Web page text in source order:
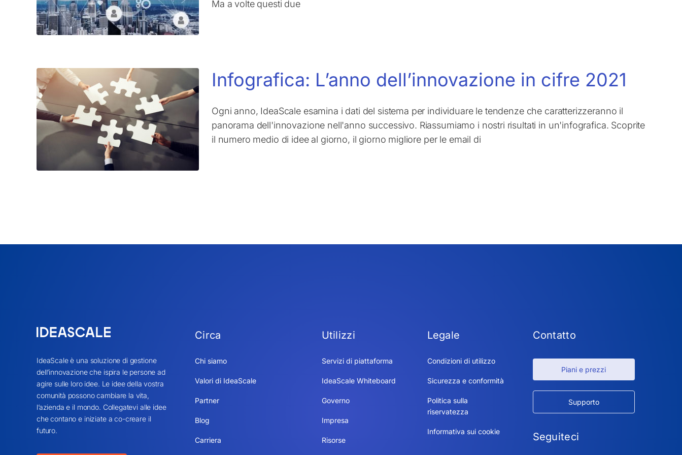
Ma a volte questi due
Infografica: L’anno dell’innovazione in cifre 2021
Ogni anno, IdeaScale esamina i dati del sistema per individuare le tendenze che caratterizzeranno il
panorama dell'innovazione nell'anno successivo. Riassumiamo i nostri risultati in un'infografica. Scoprite
il numero medio di idee al giorno, il giorno migliore per le email di
IdeaScale è una soluzione di gestione
dell’innovazione che ispira le persone ad
agire sulle loro idee. Le idee della vostra
comunità possono cambiare la vita,
l’azienda e il mondo. Collegatevi alle idee
che contano e iniziate a co-creare il
futuro.
Circa
Chi siamo
Valori di IdeaScale
Partner
Blog
Carriera
Utilizzi
Servizi di piattaforma
IdeaScale Whiteboard
Governo
Impresa
Risorse
Legale
Condizioni di utilizzo
Sicurezza e conformità
Politica sulla
riservatezza
Informativa sui cookie
Contatto
Piani e prezzi
Supporto
Seguiteci